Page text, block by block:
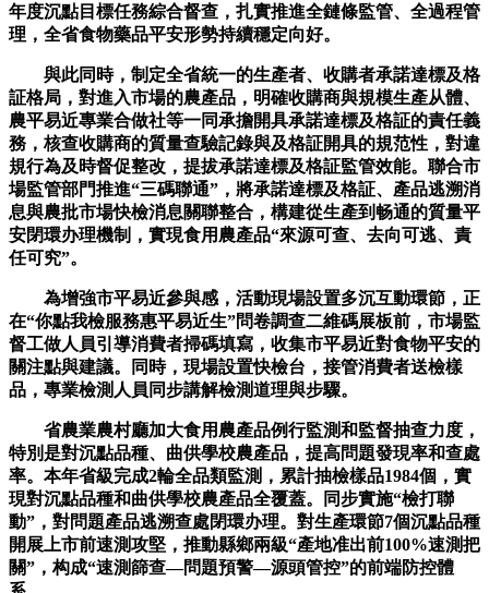
年度沉點目標任務綜合督查，扎實推進全鏈條監管、全過程管
理，全省食物藥品平安形勢持續穩定向好。
與此同時，制定全省統一的生產者、收購者承諾達標及格
証格局，對進入市場的農產品，明確收購商與規模生產从體、
農平易近專業合做社等一同承擔開具承諾達標及格証的責任義
務，核查收購商的質量查驗記錄與及格証開具的規范性，對違
規行為及時督促整改，提拔承諾達標及格証監管效能。聯合市
場監管部門推進“三碼聯通”，將承諾達標及格証、產品逃溯消
息與農批市場快檢消息關聯整合，構建從生產到畅通的質量平
安閉環办理機制，實現食用農產品“來源可查、去向可逃、責
任可究”。
為增強市平易近參與感，活動現場設置多沉互動環節，正
在“你點我檢服務惠平易近生”問卷調查二維碼展板前，市場監
督工做人員引導消費者掃碼填寫，收集市平易近對食物平安的
關注點與建議。同時，現場設置快檢台，接管消費者送檢樣
品，專業檢測人員同步講解檢測道理與步驟。
省農業農村廳加大食用農產品例行監測和監督抽查力度，
特別是對沉點品種、曲供學校農產品，提高問題發現率和查處
率。本年省級完成2輪全品類監測，累計抽檢樣品1984個，實
現對沉點品種和曲供學校農產品全覆蓋。同步實施“檢打聯
動”，對問題產品逃溯查處閉環办理。對生產環節7個沉點品種
開展上市前速測攻堅，推動縣鄉兩級“產地准出前100%速測把
關”，构成“速測篩查—問題預警—源頭管控”的前端防控體